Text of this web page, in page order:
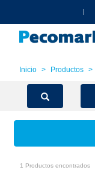
|
Inicio Productos
1 Productos encontrados